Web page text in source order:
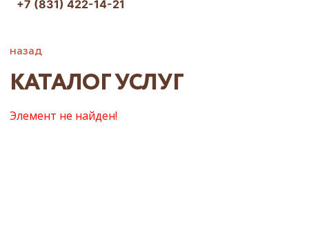
+7 (831) 422-14-21
назад
КАТАЛОГ УСЛУГ
Элемент не найден!